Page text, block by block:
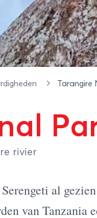
Tarangire
rivier
Serengeti al
van Tanzania